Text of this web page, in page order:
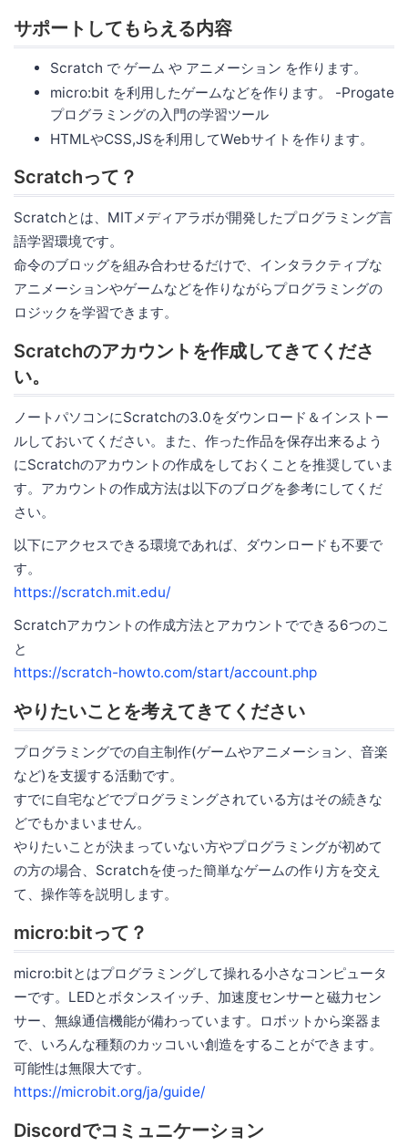
サポートしてもらえる内容
Scratch で ゲーム や アニメーション を作ります。
micro:bit を利用したゲームなどを作ります。 -Progate
プログラミングの入門の学習ツール
HTMLやCSS,JSを利用してWebサイトを作ります。
Scratchって？
Scratchとは、MITメディアラボが開発したプログラミング言
語学習環境です。
命令のブロッグを組み合わせるだけで、インタラクティブな
アニメーションやゲームなどを作りながらプログラミングの
ロジックを学習できます。
Scratchのアカウントを作成してきてくださ
い。
ノートパソコンにScratchの3.0をダウンロード＆インストー
ルしておいてください。また、作った作品を保存出来るよう
にScratchのアカウントの作成をしておくことを推奨していま
す。アカウントの作成方法は以下のブログを参考にしてくだ
さい。
以下にアクセスできる環境であれば、ダウンロードも不要で
す。
https://scratch.mit.edu/
Scratchアカウントの作成方法とアカウントでできる6つのこ
と
https://scratch-howto.com/start/account.php
やりたいことを考えてきてください
プログラミングでの自主制作(ゲームやアニメーション、音楽
など)を支援する活動です。
すでに自宅などでプログラミングされている方はその続きな
どでもかまいません。
やりたいことが決まっていない方やプログラミングが初めて
の方の場合、Scratchを使った簡単なゲームの作り方を交え
て、操作等を説明します。
micro:bitって？
micro:bitとはプログラミングして操れる小さなコンピュータ
ーです。LEDとボタンスイッチ、加速度センサーと磁力セン
サー、無線通信機能が備わっています。ロボットから楽器ま
で、いろんな種類のカッコいい創造をすることができます。
可能性は無限大です。
https://microbit.org/ja/guide/
Discordでコミュニケーション